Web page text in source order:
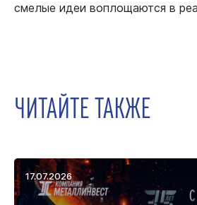
смелые идеи воплощаются в
ЧИТАЙТЕ ТАКЖЕ
17.07.2026